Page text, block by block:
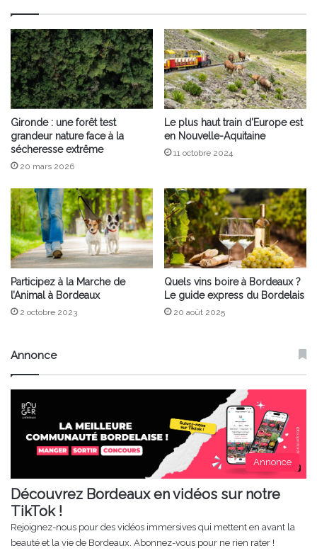
s’engager
Gironde : une forêt test
grandeur nature face à la
sécheresse extrême
20 mars 2026
Le plus haut train d’Europe est
en Nouvelle-Aquitaine
11 octobre 2024
Participez à la Marche de
l’Animal à Bordeaux
2 octobre 2023
Quels vins boire à Bordeaux ?
Le guide express du Bordelais
20 août 2025
Annonce
Annonce
Découvrez Bordeaux en vidéos sur notre
TikTok !
Rejoignez-nous pour des vidéos immersives qui mettent en avant la
beauté et la vie de Bordeaux. Abonnez-vous pour ne rien rater !